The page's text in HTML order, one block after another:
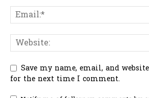
Save my name, email, and
for the next time I comment.